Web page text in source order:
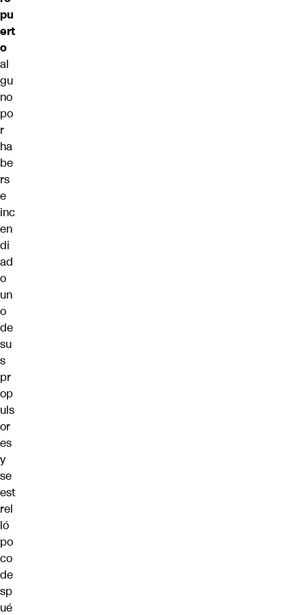
pu
ert
o
al
gu
no
po
r
ha
be
rs
e
inc
en
di
ad
o
un
o
de
su
s
pr
op
uls
or
es
y
se
est
rel
ló
po
co
de
sp
ué